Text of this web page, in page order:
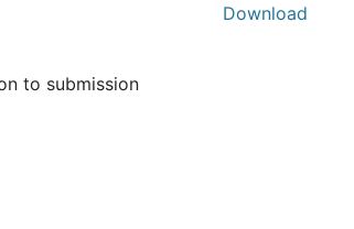
to submission
Download